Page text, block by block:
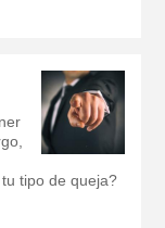
tipo de queja?